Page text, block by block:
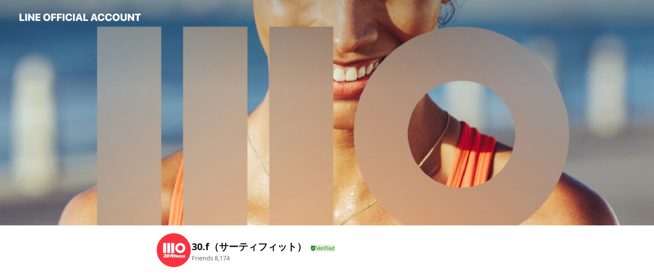
30.f（サーティフィット）
Friends8,174